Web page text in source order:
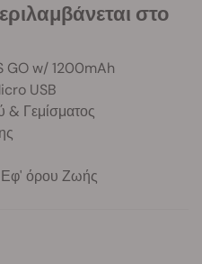
στο
GO w/ 1200mAh
USB
& Γεμίσματος
Εφ' όρου Ζωής